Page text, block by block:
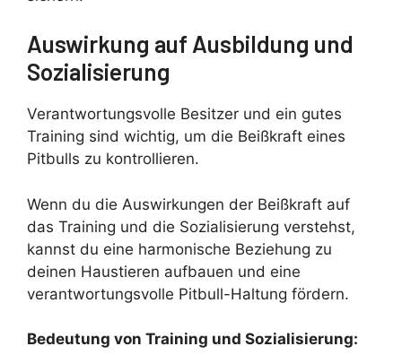
Auswirkung auf Ausbildung und
Sozialisierung
Verantwortungsvolle Besitzer und ein gutes
Training sind wichtig, um die Beißkraft eines
Pitbulls zu kontrollieren.
Wenn du die Auswirkungen der Beißkraft auf
das Training und die Sozialisierung verstehst,
kannst du eine harmonische Beziehung zu
deinen Haustieren aufbauen und eine
verantwortungsvolle Pitbull-Haltung fördern.
Bedeutung von Training und Sozialisierung: